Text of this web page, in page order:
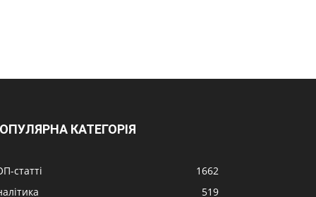
КАТЕГОРІЯ
статті
1662
519